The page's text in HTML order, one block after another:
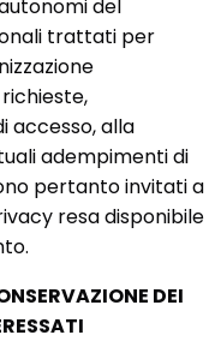
del
trattati per
accesso, alla
adempimenti di
pertanto invitati a
resa disponibile
DEI